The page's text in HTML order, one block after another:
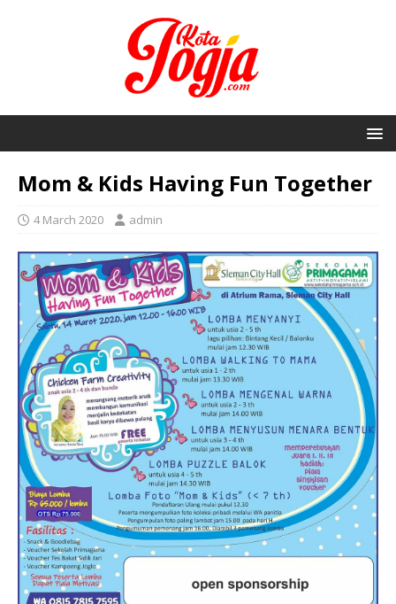
Mom & Kids Having Fun Together
4 March 2020 admin